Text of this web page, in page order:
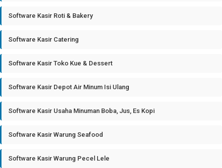
Software Kasir Roti & Bakery
Software Kasir Catering
Software Kasir Toko Kue & Dessert
Software Kasir Depot Air Minum Isi Ulang
Software Kasir Usaha Minuman Boba, Jus, Es Kopi
Software Kasir Warung Seafood
Software Kasir Warung Pecel Lele